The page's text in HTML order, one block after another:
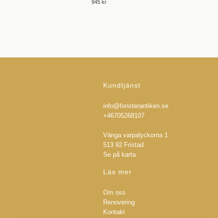
945 kr
Kundtjänst
info@fonsterantiken.se
+46705268107
Vänga varpalyckorna 1
513 92 Fristad
Se på karta
Läs mer
Om oss
Renovering
Kontakt